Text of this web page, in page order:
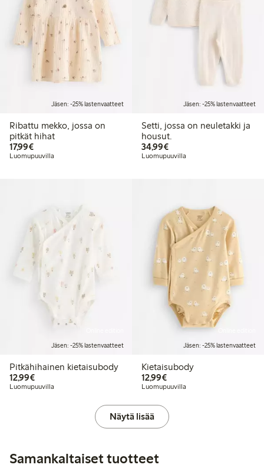
Jäsen: -25% lastenvaatteet
Ribattu mekko, jossa on
pitkät hihat
17,99€17,99 €
Luomupuuvilla
Jäsen: -25% lastenvaatteet
Setti, jossa on neuletakki ja
housut.
34,99€34,99 €
Luomupuuvilla
Jäsen: -25% lastenvaatteet
Pitkähihainen kietaisubody
12,99€12,99 €
Luomupuuvilla
Jäsen: -25% lastenvaatteet
Kietaisubody
12,99€12,99 €
Luomupuuvilla
Näytä lisää
Samankaltaiset tuotteet